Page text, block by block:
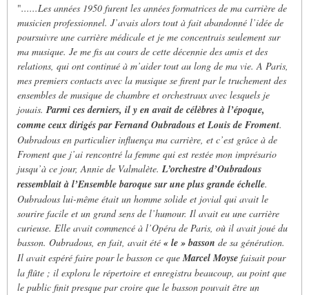
"......Les années 1950 furent les années formatrices de ma carrière de
musicien professionnel. J’avais alors tout à fait abandonné l’idée de
poursuivre une carrière médicale et je me concentrais seulement sur
ma musique. Je me fis au cours de cette décennie des amis et des
relations, qui ont continué à m’aider tout au long de ma vie. A Paris,
mes premiers contacts avec la musique se firent par le truchement des
ensembles de musique de chambre et orchestraux avec lesquels je
jouais. Parmi ces derniers, il y en avait de célèbres à l’époque,
comme ceux dirigés par Fernand Oubradous et Louis de Froment.
Oubradous en particulier influença ma carrière, et c’est grâce à de
Froment que j’ai rencontré la femme qui est restée mon imprésario
jusqu’à ce jour, Annie de Valmalète. L’orchestre d’Oubradous
ressemblait à l’Ensemble baroque sur une plus grande échelle.
Oubradous lui-même était un homme solide et jovial qui avait le
sourire facile et un grand sens de l’humour. Il avait eu une carrière
curieuse. Elle avait commencé à l’Opéra de Paris, où il avait joué du
basson. Oubradous, en fait, avait été « le » basson de sa génération.
Il avait espéré faire pour le basson ce que Marcel Moyse faisait pour
la flûte ; il explora le répertoire et enregistra beaucoup, au point que
le public finit presque par croire que le basson pouvait être un